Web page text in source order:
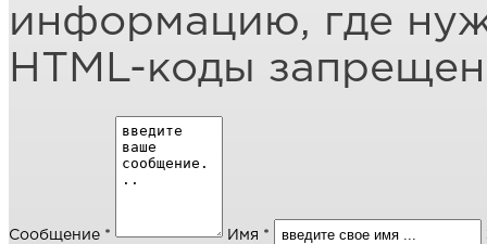
информацию, где
HTML-коды
Сообщение * Имя *